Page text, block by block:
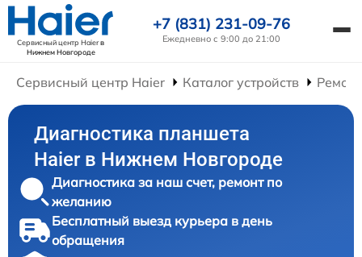
Сервисный центр Haierв
Нижнем Новгороде
+7 (831) 231-09-76
Ежедневно с 9:00 до 21:00
Сервисный центр Haier Каталог устройств
Диагностика планшета
Haier в Нижнем Новгороде
Диагностика за наш счет, ремонт по
желанию
Бесплатный выезд курьера в день
обращения